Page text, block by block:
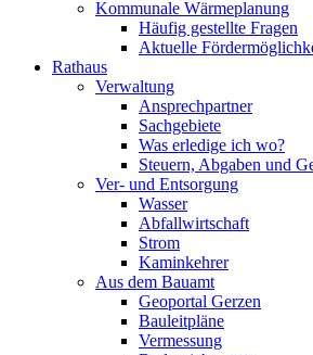
Kommunale Wärmeplanung
Häufig gestellte Fragen
Aktuelle
Rathaus
Verwaltung
Ansprechpartner
Sachgebiete
Was erledige ich wo?
Steuern, Abgaben und
Ver- und Entsorgung
Wasser
Abfallwirtschaft
Strom
Kaminkehrer
Aus dem Bauamt
Geoportal Gerzen
Bauleitpläne
Vermessung